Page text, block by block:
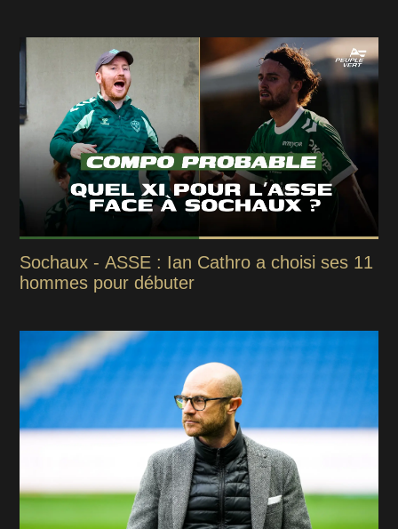
Sochaux - ASSE : Ian Cathro a choisi ses 11
hommes pour débuter